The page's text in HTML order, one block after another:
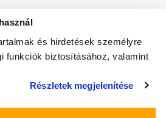
és hirdetések személyre
funkciók biztosításához, valamint
partnereinkkel megosztjuk az
Részletek megjelenítése